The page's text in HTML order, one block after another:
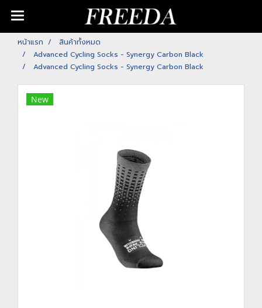
หน้าแรก
สินค้าทั้งหมด
Advanced Cycling Socks - Synergy Carbon Black
Advanced Cycling Socks - Synergy Carbon Black
New